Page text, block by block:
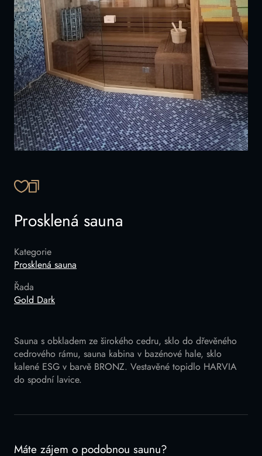
ZKOPÍROVAT ODKAZ
Prosklená sauna
Kategorie
Prosklená sauna
Řada
Gold Dark
Sauna s obkladem ze širokého cedru, sklo do dřevěného
cedrového rámu, sauna kabina v bazénové hale, sklo
kalené ESG v barvě BRONZ. Vestavěné topidlo HARVIA
do spodní lavice.
Máte zájem o podobnou saunu?